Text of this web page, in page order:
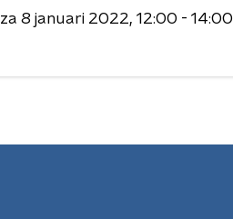
za 8 januari 2022 12:00 - 14:00